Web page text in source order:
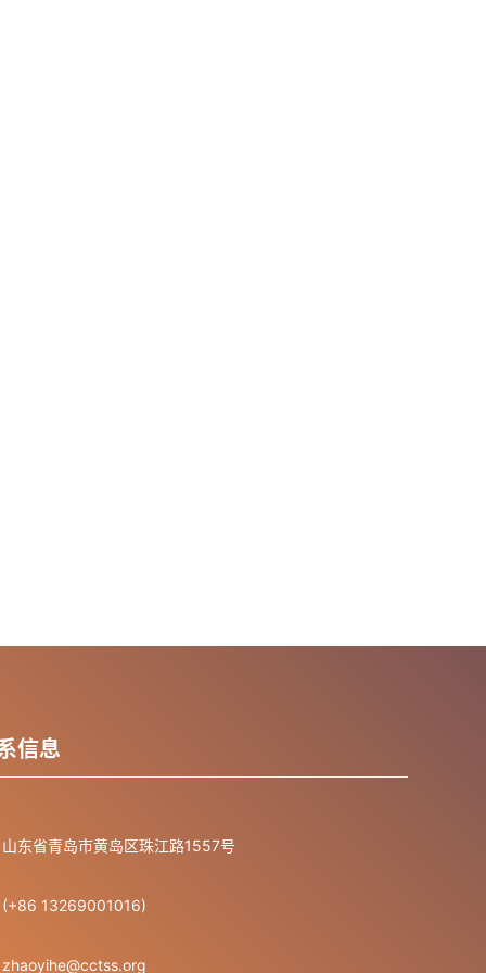
信息
山东省青岛市黄岛区珠江路1557号
(+86 13269001016)
zhaoyihe@cctss.org